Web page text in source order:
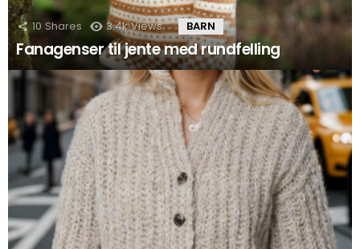
10 Shares 3.4k Views BARN
Fanagenser til jente med rundfelling